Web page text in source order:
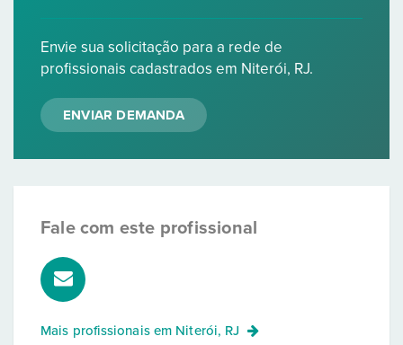
Envie sua solicitação para a rede de
profissionais cadastrados em Niterói, RJ.
ENVIAR DEMANDA
Fale com este profissional
Mais profissionais em Niterói, RJ